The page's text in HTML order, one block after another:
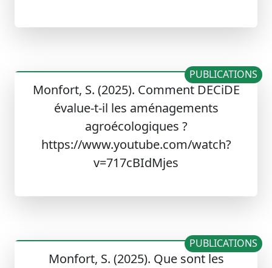
Monfort, S. (2025). Comment DECiDE
évalue-t-il les aménagements
agroécologiques ?
https://www.youtube.com/watch?
v=717cBIdMjes
PUBLICATIONS
Monfort, S. (2025). Que sont les
PUBLICATIONS